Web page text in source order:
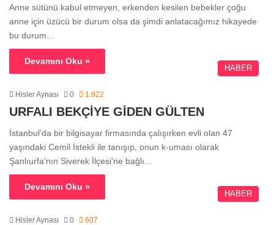
Anne sütünü kabul etmeyen, erkenden kesilen bebekler çoğu
anne için üzücü bir durum olsa da şimdi anlatacağımız hikayede
bu durum…
Devamını Oku »
HABER
Hisler Aynası 0 1.922
URFALI BEKÇİYE GİDEN GÜLTEN
İstanbul’da bir bilgisayar firmasında çalışırken evli olan 47
yaşındaki Cemil İstekli ile tanışıp, onun k-uması olarak
Şanlıurfa’nın Siverek İlçesi’ne bağlı…
Devamını Oku »
HABER
Hisler Aynası 0 607